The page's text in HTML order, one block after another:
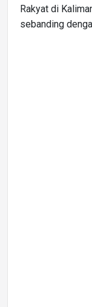
Rakyat di
sebanding